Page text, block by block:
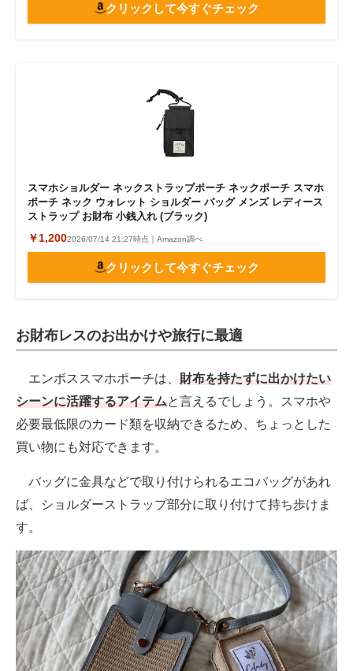
クリックして今すぐチェック
スマホショルダー ネックストラップポーチ ネックポーチ スマホ
ポーチ ネック ウォレット ショルダー バッグ メンズ レディース
ストラップ お財布 小銭入れ (ブラック)
￥1,2002026/07/14 21:27時点｜Amazon調べ
クリックして今すぐチェック
お財布レスのお出かけや旅行に最適
エンボススマホポーチは、 財布を持たずに出かけたい
シーンに活躍するアイテムと言えるでしょう。スマホや
必要最低限のカード類を収納できるため、ちょっとした
買い物にも対応できます。
バッグに金具などで取り付けられるエコバッグがあれ
ば、ショルダーストラップ部分に取り付けて持ち歩けま
す。